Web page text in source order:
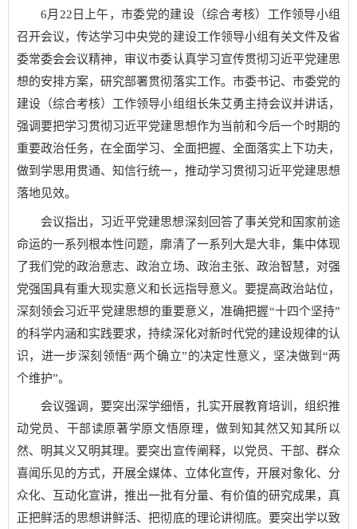
6月22日上午，市委党的建设（综合考核）工作领导小组
召开会议，传达学习中央党的建设工作领导小组有关文件及省
委常委会会议精神，审议市委认真学习宣传贯彻习近平党建思
想的安排方案，研究部署贯彻落实工作。市委书记、市委党的
建设（综合考核）工作领导小组组长朱艾勇主持会议并讲话，
强调要把学习贯彻习近平党建思想作为当前和今后一个时期的
重要政治任务，在全面学习、全面把握、全面落实上下功夫，
做到学思用贯通、知信行统一，推动学习贯彻习近平党建思想
落地见效。
会议指出，习近平党建思想深刻回答了事关党和国家前途
命运的一系列根本性问题，廓清了一系列大是大非，集中体现
了我们党的政治意志、政治立场、政治主张、政治智慧，对强
党强国具有重大现实意义和长远指导意义。要提高政治站位，
深刻领会习近平党建思想的重要意义，准确把握“十四个坚持”
的科学内涵和实践要求，持续深化对新时代党的建设规律的认
识，进一步深刻领悟“两个确立”的决定性意义，坚决做到“两
个维护”。
会议强调，要突出深学细悟，扎实开展教育培训，组织推
动党员、干部读原著学原文悟原理，做到知其然又知其所以
然、明其义又明其理。要突出宣传阐释，以党员、干部、群众
喜闻乐见的方式，开展全媒体、立体化宣传，开展对象化、分
众化、互动化宣讲，推出一批有分量、有价值的研究成果，真
正把鲜活的思想讲鲜活、把彻底的理论讲彻底。要突出学以致